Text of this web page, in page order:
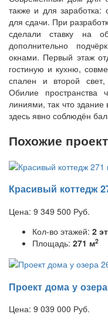
также и для заработка:
для сдачи. При
сделали ставку на
дополнительно
окнами. Первый этаж
гостиную и кухню,
спален и второй
Обилие пространства
линиями, так что
здесь явно соблюдён
Похожие
Красивый коттедж
Цена: 9 349 500 Руб.
Кол-во этажей: 2
Площадь: 271 м2
Проект дома у
Цена: 9 039 000 Руб.